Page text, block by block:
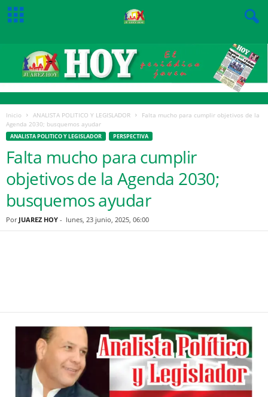
Inicio ANALISTA POLITICO Y LEGISLADOR
Falta mucho para cumplir objetivos de la
Agenda 2030; busquemos ayudar
ANALISTA POLITICO Y LEGISLADOR PERSPECTIVA
Falta mucho para cumplir
objetivos de la Agenda 2030;
busquemos ayudar
Por JUAREZ HOY - lunes, 23 junio, 2025, 06:00